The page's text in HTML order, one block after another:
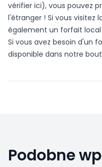
vérifier ici), vous pouvez
l'étranger ! Si vous visitez
également un forfait local
Si vous avez besoin d'un
disponible dans notre
Podobne